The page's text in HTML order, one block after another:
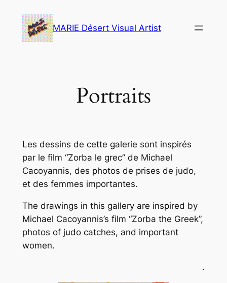
content
MARIE Désert Visual Artist
Portraits
Les dessins de cette galerie sont inspirés
par le film “Zorba le grec” de Michael
Cacoyannis, des photos de prises de judo,
et des femmes importantes.
The drawings in this gallery are inspired by
Michael Cacoyannis’s film “Zorba the Greek”,
photos of judo catches, and important
women.
.